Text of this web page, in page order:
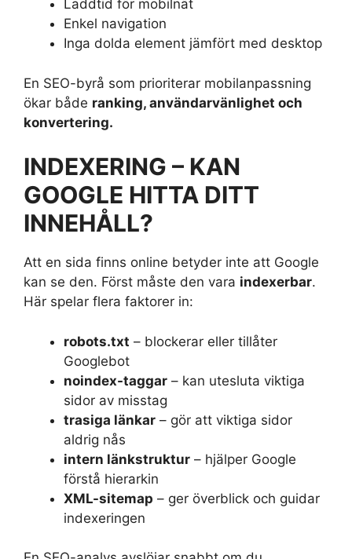
Laddtid för mobilnät
Enkel navigation
Inga dolda element jämfört med desktop
En SEO-byrå som prioriterar mobilanpassning
ökar både ranking, användarvänlighet och
konvertering.
INDEXERING – KAN
GOOGLE HITTA DITT
INNEHÅLL?
Att en sida finns online betyder inte att Google
kan se den. Först måste den vara indexerbar.
Här spelar flera faktorer in:
robots.txt – blockerar eller tillåter
Googlebot
noindex-taggar – kan utesluta viktiga
sidor av misstag
trasiga länkar – gör att viktiga sidor
aldrig nås
intern länkstruktur – hjälper Google
förstå hierarkin
XML-sitemap – ger överblick och guidar
indexeringen